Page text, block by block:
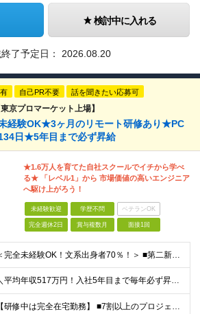
検討中に入れる
了予定日： 2026.08.20
自己PR不要 話を聞きたい応募可
京プロマーケット上場】
経験OK★3ヶ月のリモート研修あり★PC
日★5年目まで必ず昇給
★1.6万人を育てた自社スクールでイチから学べ
る★ 「レベル1」から 市場価値の高いエンジニア
へ駆け上がろう！
未経験歓迎 学歴不問 ベテランOK
完全週休2日 賞与複数月 面接1回
＜完全未経験OK！文系出身者70％！＞ ■第二新卒歓迎 ■学歴・経歴不問・社会人未経験もOK ■20代を中心に活躍中◎ ★☆先輩たちの前職☆★ 元アパレルスタッフや塾講師、介護士、事務、営業など社員
＼平均年収517万円！入社5年目まで毎年必ず昇給／ ■賞与年3回 ■年収800万円以上も可 ■入社3年以上の平均年収469.2万円 月給23万2000円以上＋賞与年3回＋各種手当 ☆入社5年目まで最
【研修中は完全在宅勤務】 ■7割以上のプロジェクトでリモートワークを導入 ■一都三県のプロジェクト先 ■転居を伴う転勤なし ＜プロジェクト先＞ 東京・神奈川・千葉・埼玉でのプロジェクト先にて勤務いた